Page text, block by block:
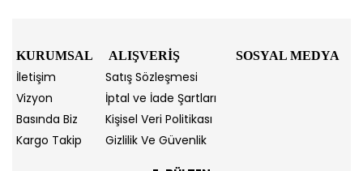
KURUMSAL ALIŞVERİŞ SOSYAL MEDYA
İletişim
Satış Sözleşmesi
Vizyon
İptal ve İade Şartları
Basında Biz
Kişisel Veri Politikası
Kargo Takip
Gizlilik Ve Güvenlik